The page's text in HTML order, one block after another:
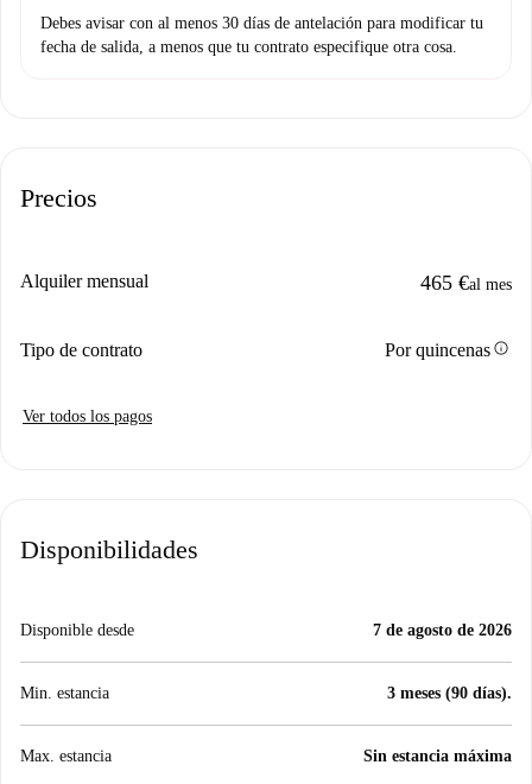
Debes avisar con al menos 30 días de antelación para modificar tu
fecha de salida, a menos que tu contrato especifique otra cosa.
Precios
Alquiler mensual 465 €al mes
Tipo de contrato Por quincenasinfo
Ver todos los pagos
Disponibilidades
Disponible desde 7 de agosto de 2026
Min. estancia 3 meses (90 días).
Max. estancia Sin estancia máxima